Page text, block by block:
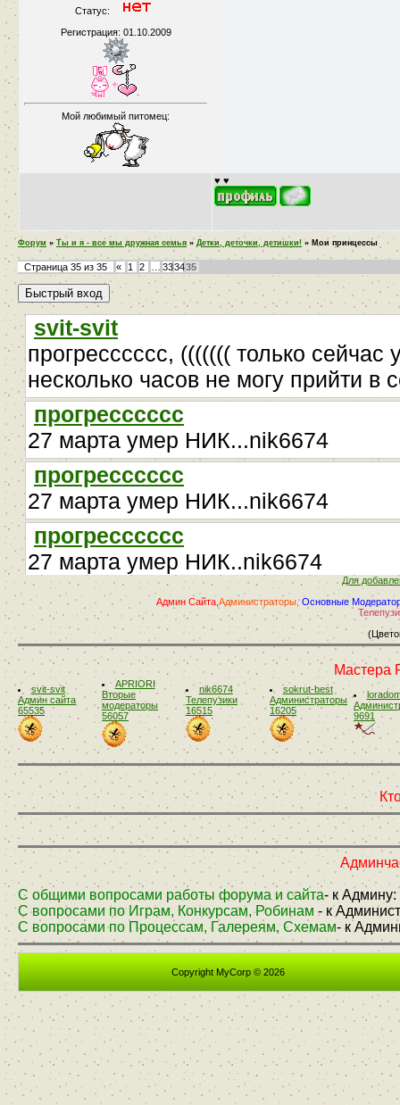
Статус:
Регистрация: 01.10.2009
Мой любимый питомец:
♥ ♥
Форум » Ты и я - все мы дружная семья » Детки, деточки, детишки! » Мои принцессы
Страница 35 из 35 « 1 2 333435
Для
Админ Сайта, Администраторы, Основные
Мастера
svit-svit
Админ сайта
65535
APRIORI
Вторые
модераторы
56057
nik6674
Телепузики
16515
sokrut-best
Администраторы
16205
9691
С общими вопросами работы форума и сайта- к Админу:
С вопросами по Играм, Конкурсам, Робинам - к
С вопросами по Процессам, Галереям, Схемам- к
Copyright MyCorp © 2026